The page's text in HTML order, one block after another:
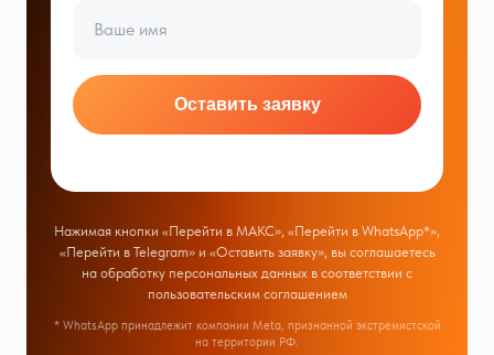
Оставить заявку
Нажимая кнопки «Перейти в МАКС», «Перейти в WhatsApp*»,
«Перейти в Telegram» и «Оставить заявку», вы соглашаетесь
на обработку персональных данных в соответствии с
пользовательским соглашением
* WhatsApp принадлежит компании Meta, признанной экстремистской
на территории РФ.